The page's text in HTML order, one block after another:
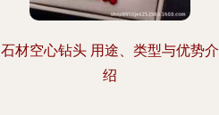
石材空心钻头 用途、类型与优势介
绍